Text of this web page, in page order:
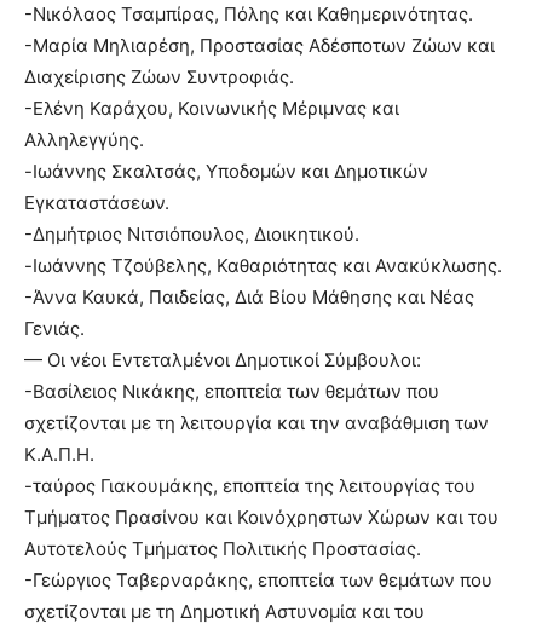
-Νικόλαος Τσαμπίρας, Πόλης και Καθημερινότητας.
-Μαρία Μηλιαρέση, Προστασίας Αδέσποτων Ζώων και
Διαχείρισης Ζώων Συντροφιάς.
-Ελένη Καράχου, Κοινωνικής Μέριμνας και
Αλληλεγγύης.
-Ιωάννης Σκαλτσάς, Υποδομών και Δημοτικών
Εγκαταστάσεων.
-Δημήτριος Νιτσιόπουλος, Διοικητικού.
-Ιωάννης Τζούβελης, Καθαριότητας και Ανακύκλωσης.
-Άννα Καυκά, Παιδείας, Διά Βίου Μάθησης και Νέας
Γενιάς.
— Οι νέοι Εντεταλμένοι Δημοτικοί Σύμβουλοι:
-Βασίλειος Νικάκης, εποπτεία των θεμάτων που
σχετίζονται με τη λειτουργία και την αναβάθμιση των
Κ.Α.Π.Η.
-ταύρος Γιακουμάκης, εποπτεία της λειτουργίας του
Τμήματος Πρασίνου και Κοινόχρηστων Χώρων και του
Αυτοτελούς Τμήματος Πολιτικής Προστασίας.
-Γεώργιος Ταβερναράκης, εποπτεία των θεμάτων που
σχετίζονται με τη Δημοτική Αστυνομία και του